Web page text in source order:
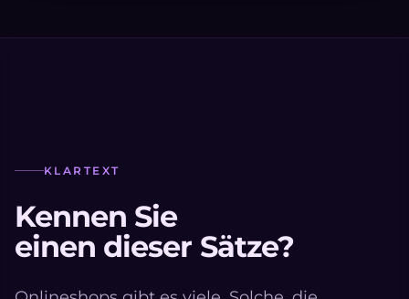
KLARTEXT
Kennen Sie
einen dieser Sätze?